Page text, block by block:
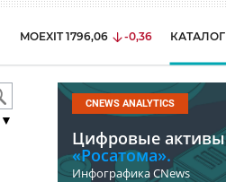
MOEXIT 1796,06 -0,36 КАТАЛОГ
CNEWS ANALYTICS
Цифровые активы
«Росатома».
Инфографика CNews